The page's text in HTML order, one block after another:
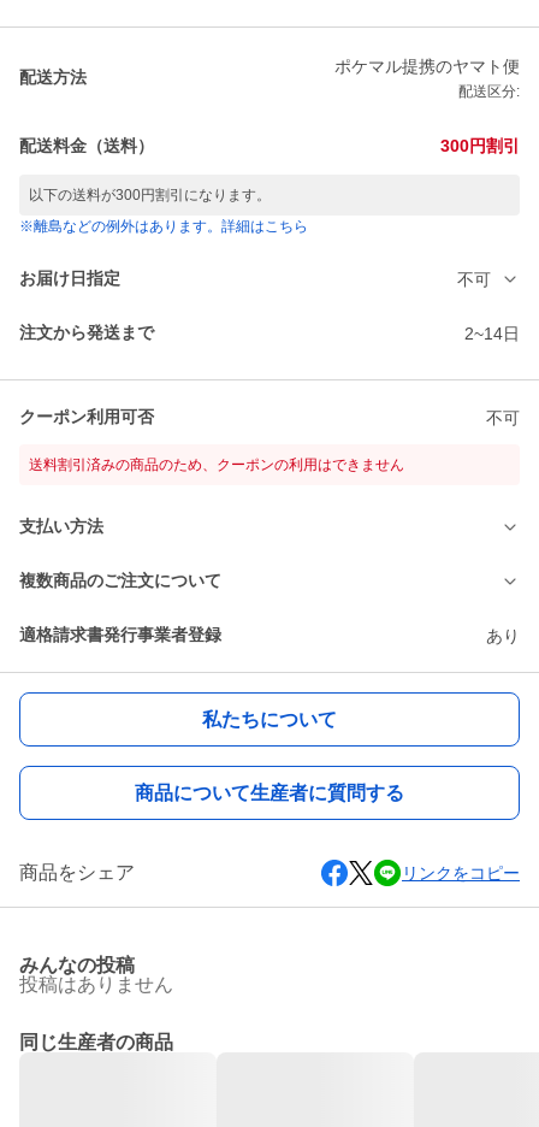
配送方法
ポケマル提携のヤマト便
配送区分:
配送料金（送料） 300円割引
以下の送料が300円割引になります。
※離島などの例外はあります。詳細はこちら
お届け日指定 不可
注文から発送まで 2~14日
クーポン利用可否 不可
送料割引済みの商品のため、クーポンの利用はできません
支払い方法
複数商品のご注文について
適格請求書発行事業者登録 あり
私たちについて
商品について生産者に質問する
商品をシェア リンクをコピー
みんなの投稿
投稿はありません
同じ生産者の商品